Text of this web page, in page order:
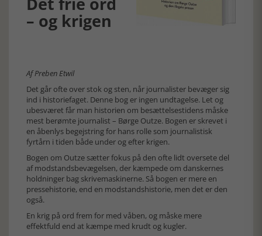
– og krigen
Af Preben Etwil
Det går ofte over stok og sten, når journalister bevæger sig
ind i historiefaget. Denne bog er ingen undtagelse. Let og
ubesværet får man historien om besættelsestidens måske
mest berømte journalist – Børge Outze. Bogen er skrevet i
en åbenlys begejstring for hans rolle som journalistisk
fyrtårn i tiden både under og efter krigen.
Bogen om Outze sætter fokus på den ofte lidt oversete del
af modstandsbevægelsen, der kæmpede om danskernes
holdninger bag skrivemaskinerne. Så bogen er mere en
pressehistorie, end en modstandshistorie, men det er den
også.
En krig på ord frem for med våben, og måske mere
effektfuld end at kæmpe med krudt og kugler.